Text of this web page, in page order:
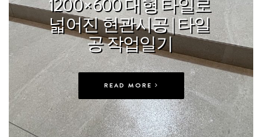
1200×600 대형 타일로
넓어진 현관시공 | 타일
공 작업일기
READ MORE